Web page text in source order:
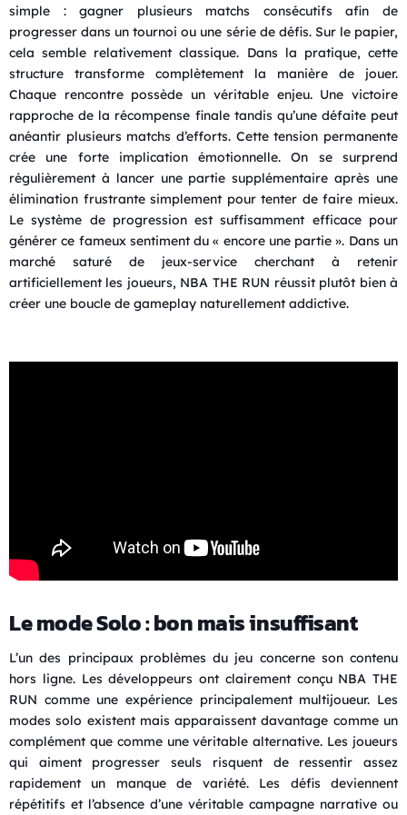
simple : gagner plusieurs matchs consécutifs afin de
progresser dans un tournoi ou une série de défis. Sur le papier,
cela semble relativement classique. Dans la pratique, cette
structure transforme complètement la manière de jouer.
Chaque rencontre possède un véritable enjeu. Une victoire
rapproche de la récompense finale tandis qu’une défaite peut
anéantir plusieurs matchs d’efforts. Cette tension permanente
crée une forte implication émotionnelle. On se surprend
régulièrement à lancer une partie supplémentaire après une
élimination frustrante simplement pour tenter de faire mieux.
Le système de progression est suffisamment efficace pour
générer ce fameux sentiment du « encore une partie ». Dans un
marché saturé de jeux-service cherchant à retenir
artificiellement les joueurs, NBA THE RUN réussit plutôt bien à
créer une boucle de gameplay naturellement addictive.
Le mode Solo : bon mais insuffisant
L’un des principaux problèmes du jeu concerne son contenu
hors ligne. Les développeurs ont clairement conçu NBA THE
RUN comme une expérience principalement multijoueur. Les
modes solo existent mais apparaissent davantage comme un
complément que comme une véritable alternative. Les joueurs
qui aiment progresser seuls risquent de ressentir assez
rapidement un manque de variété. Les défis deviennent
répétitifs et l’absence d’une véritable campagne narrative ou